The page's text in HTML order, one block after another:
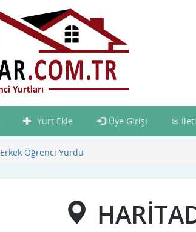
Yurt Ekle Üye Girişi
Erkek Öğrenci Yurdu